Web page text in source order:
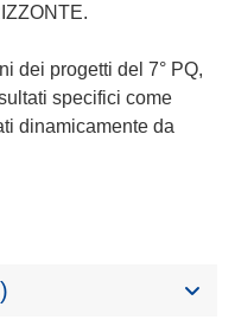
dei progetti del 7° PQ,
specifici come
dinamicamente da